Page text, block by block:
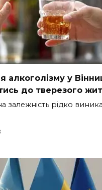
алкоголізму у
до тверезого
залежність рідко